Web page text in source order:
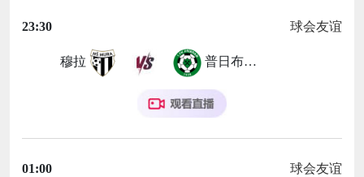
23:30 球会友谊
穆拉 普日布拉姆
01:00 球会友谊